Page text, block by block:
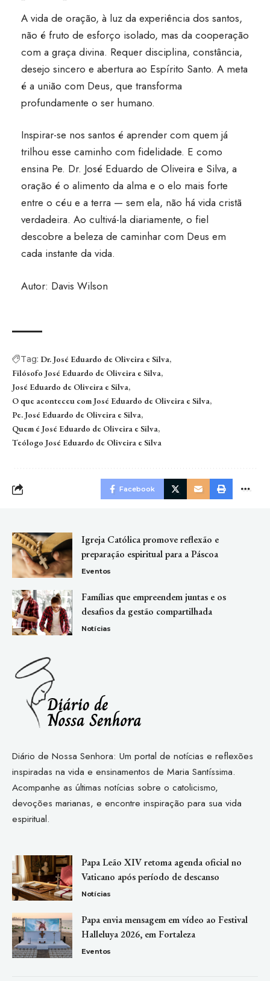
A vida de oração, à luz da experiência dos santos,
não é fruto de esforço isolado, mas da cooperação
com a graça divina. Requer disciplina, constância,
desejo sincero e abertura ao Espírito Santo. A meta
é a união com Deus, que transforma
profundamente o ser humano.
Inspirar-se nos santos é aprender com quem já
trilhou esse caminho com fidelidade. E como
ensina Pe. Dr. José Eduardo de Oliveira e Silva, a
oração é o alimento da alma e o elo mais forte
entre o céu e a terra — sem ela, não há vida cristã
verdadeira. Ao cultivá-la diariamente, o fiel
descobre a beleza de caminhar com Deus em
cada instante da vida.
Autor: Davis Wilson
Tag: Dr. José Eduardo de Oliveira e Silva
Filósofo José Eduardo de Oliveira e Silva
José Eduardo de Oliveira e Silva
O que aconteceu com José Eduardo de Oliveira e Silva
Pe. José Eduardo de Oliveira e Silva
Quem é José Eduardo de Oliveira e Silva
Teólogo José Eduardo de Oliveira e Silva
Facebook
Igreja Católica promove reflexão e
preparação espiritual para a Páscoa
Eventos
Famílias que empreendem juntas e os
desafios da gestão compartilhada
Notícias
Diário de Nossa Senhora: Um portal de notícias e reflexões
inspiradas na vida e ensinamentos de Maria Santíssima.
Acompanhe as últimas notícias sobre o catolicismo,
devoções marianas, e encontre inspiração para sua vida
espiritual.
Papa Leão XIV retoma agenda oficial no
Vaticano após período de descanso
Notícias
Papa envia mensagem em vídeo ao Festival
Halleluya 2026, em Fortaleza
Eventos